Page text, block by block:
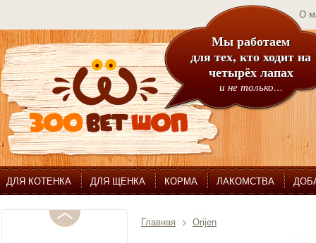
О
Мы работаем
для тех, кто ходит на
четырёх лапах
и не только…
ДЛЯ КОТЕНКА ДЛЯ ЩЕНКА КОРМА ЛАКОМСТВА
Главная Orijen